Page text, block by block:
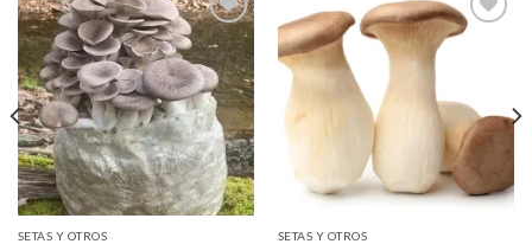
Add to
wishlist
SETAS Y OTROS SETAS Y OTROS